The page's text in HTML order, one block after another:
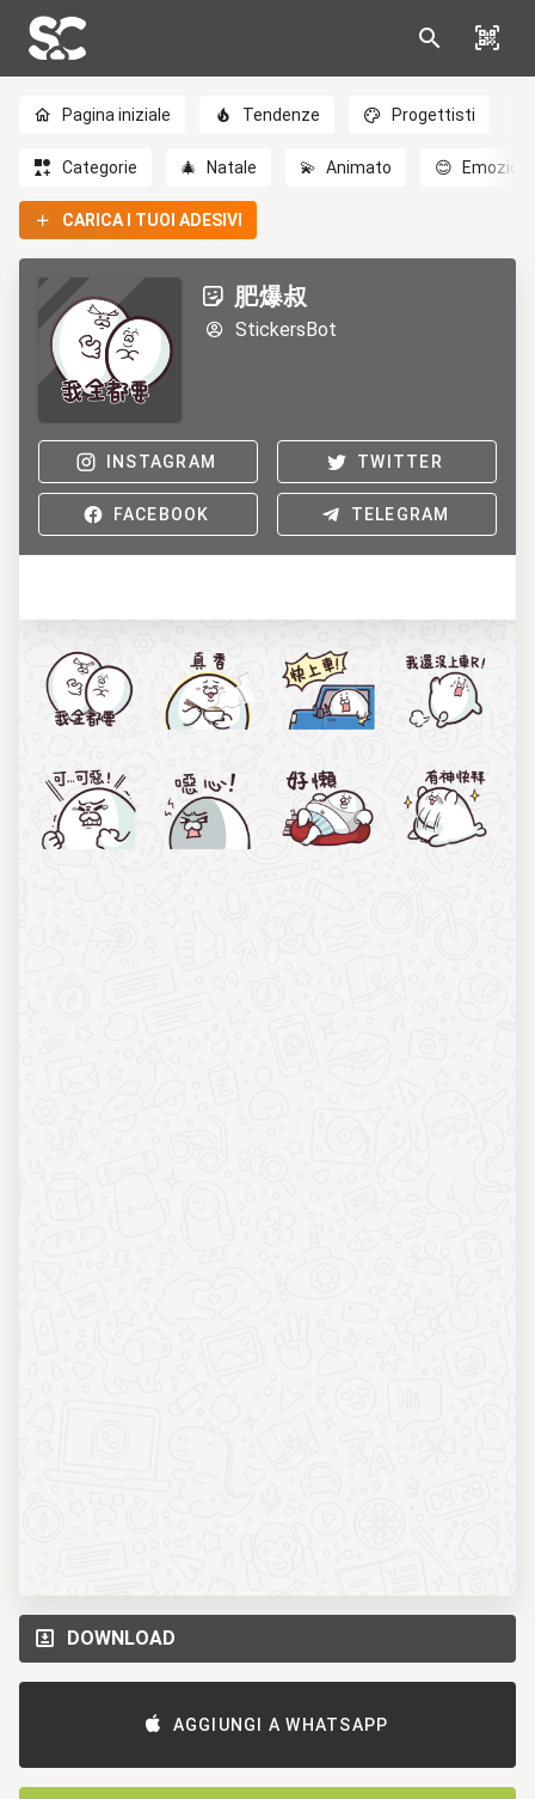
Pagina iniziale Tendenze Progettisti
Categorie 🎄 Natale 💫 Animato 😊 Emozioni
CARICA I TUOI ADESIVI
肥爆叔
StickersBot
INSTAGRAM TWITTER
FACEBOOK TELEGRAM
DOWNLOAD
AGGIUNGI A WHATSAPP